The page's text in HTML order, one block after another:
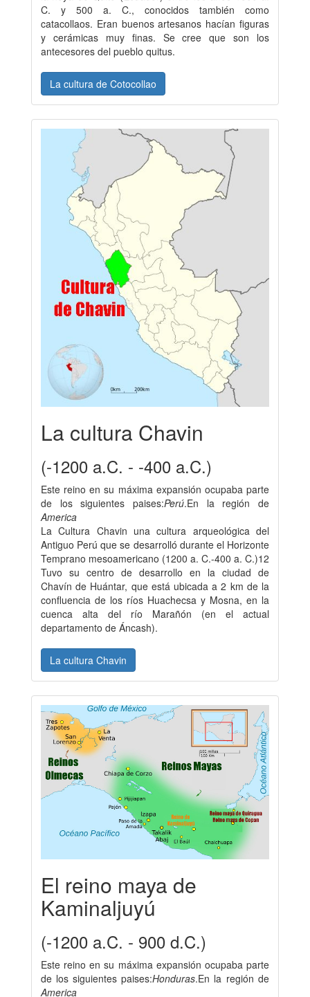
C. y 500 a. C., conocidos también como
catacollaos. Eran buenos artesanos hacían figuras
y cerámicas muy finas. Se cree que son los
antecesores del pueblo quitus.
La cultura de Cotocollao
La cultura Chavin
(-1200 a.C. - -400 a.C.)
Este reino en su máxima expansión ocupaba parte
de los siguientes paises:Perú.En la región de
America
La Cultura Chavin una cultura arqueológica del
Antiguo Perú que se desarrolló durante el Horizonte
Temprano mesoamericano (1200 a. C.-400 a. C.)1​2​
Tuvo su centro de desarrollo en la ciudad de
Chavín de Huántar, que está ubicada a 2 km de la
confluencia de los ríos Huachecsa y Mosna, en la
cuenca alta del río Marañón (en el actual
departamento de Áncash).
La cultura Chavin
El reino maya de
Kaminaljuyú
(-1200 a.C. - 900 d.C.)
Este reino en su máxima expansión ocupaba parte
de los siguientes paises:Honduras.En la región de
America